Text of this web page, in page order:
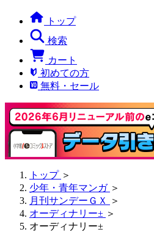
トップ
検索
カート
初めての方
無料・セール
トップ ＞
少年・青年マンガ ＞
月刊サンデーＧＸ
＞
オーディナリー± ＞
オーディナリー±